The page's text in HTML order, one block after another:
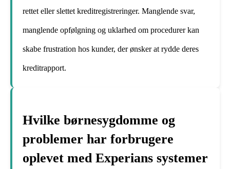
rettet eller slettet kreditregistreringer. Manglende svar,
manglende opfølgning og uklarhed om procedurer kan
skabe frustration hos kunder, der ønsker at rydde deres
kreditrapport.
Hvilke børnesygdomme og
problemer har forbrugere
oplevet med Experians systemer